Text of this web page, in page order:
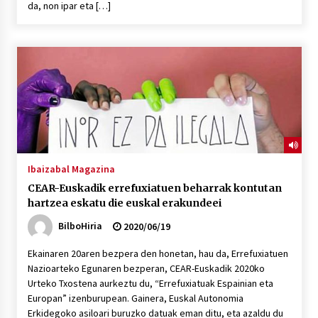
Larunbatean Plentziako Itsas Martxa ospatuko
da
2026/07/07
LIBURUEN ERREPUBLIKA TXIKIA: Hiragana akats
2026/07/07
Auritz Iñurrietaren margoak ikusgai
2026/07/03
SOINUGELA: Paul McCartney eta Ringo Starr-en
lan berriak
da, non ipar eta […]
Ibaizabal Magazina
CEAR-Euskadik errefuxiatuen beharrak kontutan
hartzea eskatu die euskal erakundeei
BilboHiria
2020/06/19
Ekainaren 20aren bezpera den honetan, hau da, Errefuxiatuen
Nazioarteko Egunaren bezperan, CEAR-Euskadik 2020ko
Urteko Txostena aurkeztu du, “Errefuxiatuak Espainian eta
Europan” izenburupean. Gainera, Euskal Autonomia
Erkidegoko asiloari buruzko datuak eman ditu, eta azaldu du